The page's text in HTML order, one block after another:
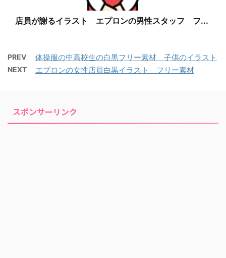
店員が謝るイラスト エプロンの男性スタッフ フ...
PREV 体操服の中高校生の白黒フリー素材 子供のイラスト
NEXT エプロンの女性店員白黒イラスト フリー素材
スポンサーリンク